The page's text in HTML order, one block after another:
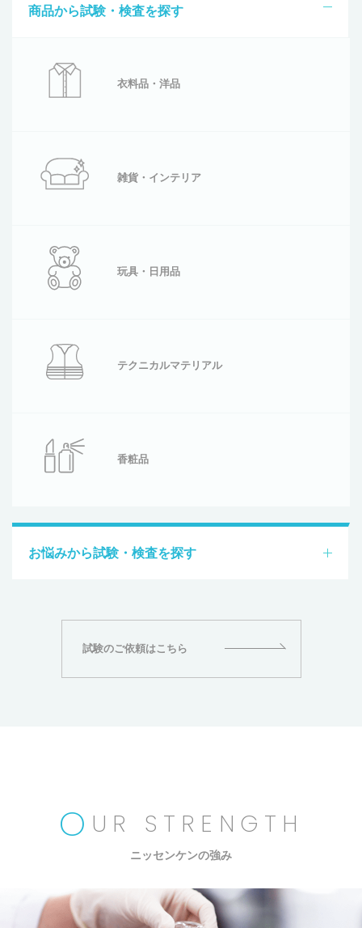
商品から試験・検査を探す
衣料品・洋品
雑貨・インテリア
玩具・日用品
テクニカルマテリアル
香粧品
お悩みから試験・検査を探す
試験のご依頼はこちら
O UR STRENGTH
ニッセンケンの強み